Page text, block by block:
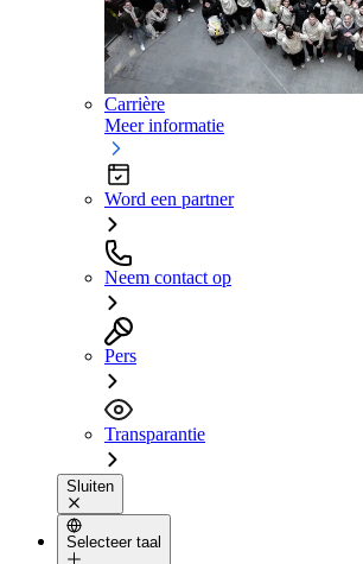
Carrière
Meer informatie
Word een partner
Neem contact op
Pers
Transparantie
Sluiten
Selecteer taal